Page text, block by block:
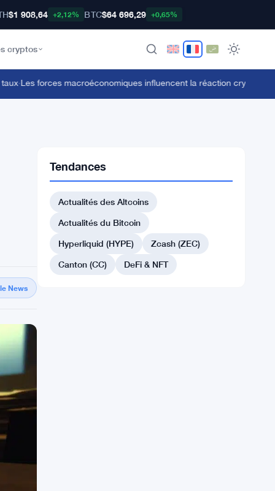
$1 908,64 +2,12% BTC$64 696,29 +0,65%
cryptos
·Les forces macroéconomiques influencent la réaction crypto alors
News
Tendances
Actualités des Altcoins
Actualités du Bitcoin
Hyperliquid (HYPE)
Zcash (ZEC)
Canton (CC)
DeFi & NFT